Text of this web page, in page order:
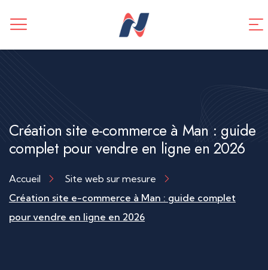
Création site e-commerce à Man : guide
complet pour vendre en ligne en 2026
Accueil
Site web sur mesure
Création site e-commerce à Man : guide complet
pour vendre en ligne en 2026